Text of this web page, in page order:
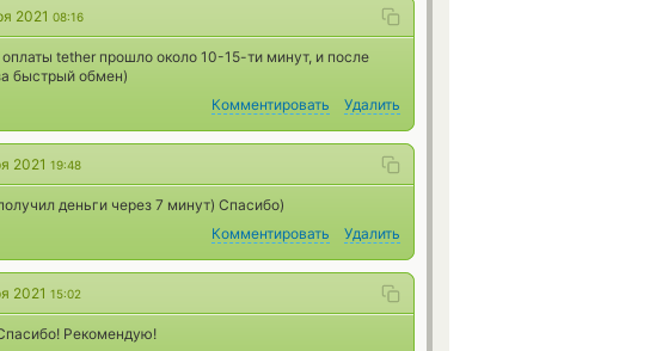
2021 08:16
tether прошло около 10-15-ти минут, и после
быстрый обмен)
Комментировать
Удалить
2021 19:48
деньги через 7 минут) Спасибо)
Комментировать
Удалить
2021 15:02
Рекомендую!